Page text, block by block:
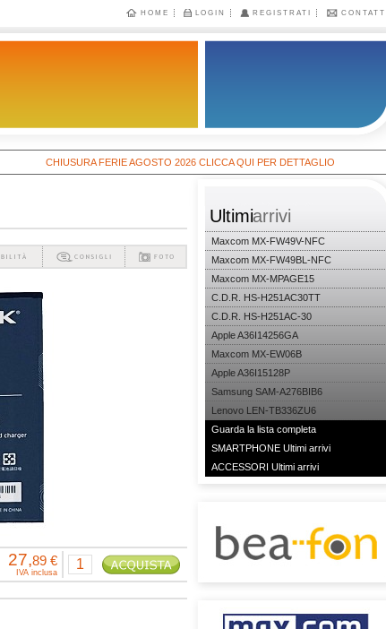
HOME LOGIN REGISTRATI CONTATTI
CHIUSURA FERIE AGOSTO 2026 CLICCA QUI PER DETTAGLIO
27,89 €
IVA inclusa
Ultimiarrivi
Maxcom MX-FW49V-NFC
Maxcom MX-FW49BL-NFC
Maxcom MX-MPAGE15
C.D.R. HS-H251AC30TT
C.D.R. HS-H251AC-30
Apple A36I14256GA
Maxcom MX-EW06B
Apple A36I15128P
Samsung SAM-A276BIB6
Lenovo LEN-TB336ZU6
Guarda la lista completa
SMARTPHONE Ultimi arrivi
ACCESSORI Ultimi arrivi